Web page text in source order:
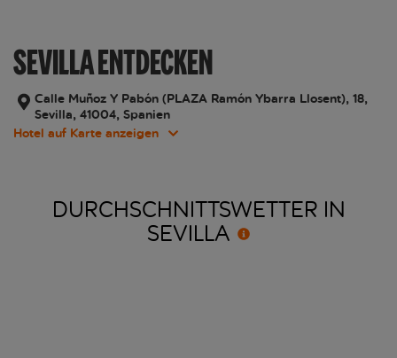
SEVILLA ENTDECKEN
Calle Muñoz Y Pabón (PLAZA Ramón Ybarra Llosent), 18,
Sevilla, 41004, Spanien
Hotel auf Karte anzeigen
DURCHSCHNITTSWETTER IN
SEVILLA